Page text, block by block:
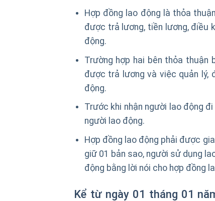
Hợp đồng lao động là thỏa
được trả lương, tiền lương, điều
động.
Trường hợp hai bên thỏa thuận
được trả lương và việc quản lý,
động.
Trước khi nhận người lao động
người lao động.
Hợp đồng lao động phải được
giữ 01 bản sao, người sử dụng
động bằng lời nói cho hợp đồng
Kể từ ngày 01 tháng 01